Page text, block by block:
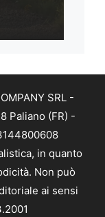
SRL -
Paliano (FR) -
in quanto
Non può
ai sensi